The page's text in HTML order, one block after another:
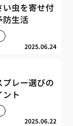
い虫を寄せ付
防生活
2025.06.24
プレー選びの
ント
2025.06.22